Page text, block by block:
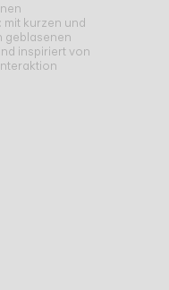
mit kurzen und
geblasenen
inspiriert von